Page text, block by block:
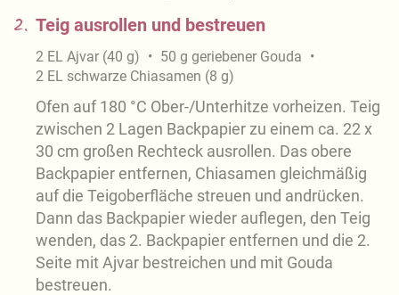
2. Teig ausrollen und bestreuen
2 EL Ajvar (40 g) 50 g geriebener Gouda
2 EL schwarze Chiasamen (8 g)
Ofen auf 180 °C Ober-/Unterhitze vorheizen. Teig
zwischen 2 Lagen Backpapier zu einem ca. 22 x
30 cm großen Rechteck ausrollen. Das obere
Backpapier entfernen, Chiasamen gleichmäßig
auf die Teigoberfläche streuen und andrücken.
Dann das Backpapier wieder auflegen, den Teig
wenden, das 2. Backpapier entfernen und die 2.
Seite mit Ajvar bestreichen und mit Gouda
bestreuen.